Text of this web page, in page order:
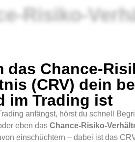
Risiko-
das Chance-
(CRV) dein
im Trading ist
anfängst, hörst du schnell
eben das Chance-Risiko-
einschüchtern – dabei ist das